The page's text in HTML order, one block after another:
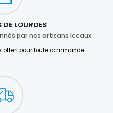
DE LOURDES
par nos artisans locaux
offert pour toute commande